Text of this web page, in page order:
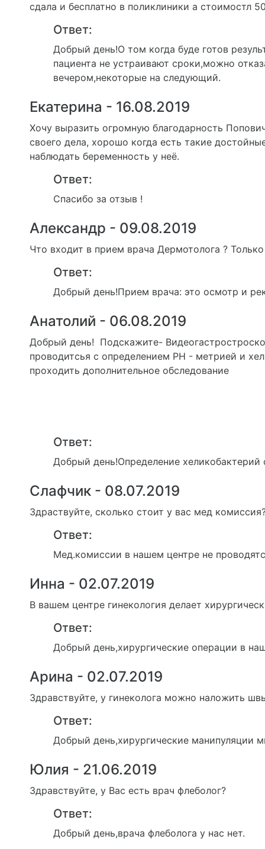
сдала и бесплатно в поликлиники а стоимостл
Ответ:
Добрый день!О том когда буде готов
пациента не устраивают сроки,можно
вечером,некоторые на следующий.
Екатерина - 16.08.2019
Хочу выразить огромную благодарность
своего дела, хорошо когда есть такие
наблюдать беременность у неё.
Ответ:
Спасибо за отзыв !
Александр - 09.08.2019
Что входит в прием врача Дермотолога ?
Ответ:
Добрый день!Прием врача: это осмотр и
Анатолий - 06.08.2019
Добрый день! Подскажите-
проводитсья с определением PH - метрией и
проходить дополнительное обследование
Ответ:
Добрый день!Определение
Слафчик - 08.07.2019
Здраствуйте, сколько стоит у вас мед
Ответ:
Мед.комиссии в нашем центре не
Инна - 02.07.2019
В вашем центре гинекология делает
Ответ:
Добрый день,хирургические операции в
Арина - 02.07.2019
Здравствуйте, у гинеколога можно наложить
Ответ:
Добрый день,хирургические манипуляции
Юлия - 21.06.2019
Здравствуйте, у Вас есть врач флеболог?
Ответ:
Добрый день,врача флеболога у нас нет.